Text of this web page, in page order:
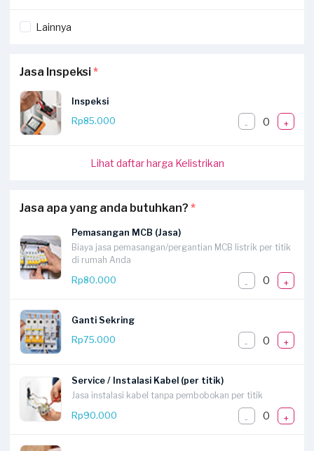
Lainnya
Jasa Inspeksi*
Inspeksi
Rp85.000
- 0 +
Lihat daftar harga Kelistrikan
Jasa apa yang anda butuhkan? *
Pemasangan MCB (Jasa)
Biaya jasa pemasangan/pergantian MCB listrik per titik
di rumah Anda
Rp80.000
- 0 +
Ganti Sekring
Rp75.000
- 0 +
Service / Instalasi Kabel (per titik)
Jasa instalasi kabel tanpa pembobokan per titik
Rp90.000
- 0 +